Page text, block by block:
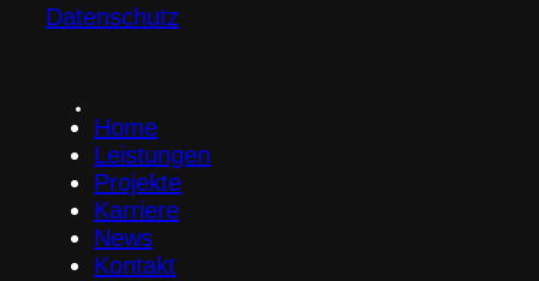
Datenschutz
Home
Leistungen
Projekte
Karriere
News
Kontakt